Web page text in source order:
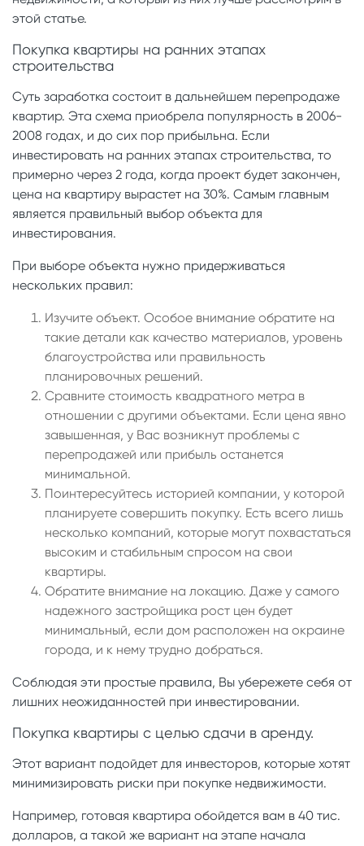
этой статье.
Покупка квартиры на ранних этапах
строительства
Суть заработка состоит в дальнейшем перепродаже
квартир. Эта схема приобрела популярность в 2006-
2008 годах, и до сих пор прибыльна. Если
инвестировать на ранних этапах строительства, то
примерно через 2 года, когда проект будет закончен,
цена на квартиру вырастет на 30%. Самым главным
является правильный выбор объекта для
инвестирования.
При выборе объекта нужно придерживаться
нескольких правил:
Изучите объект. Особое внимание обратите на
такие детали как качество материалов, уровень
благоустройства или правильность
планировочных решений.
Сравните стоимость квадратного метра в
отношении с другими объектами. Если цена явно
завышенная, у Вас возникнут проблемы с
перепродажей или прибыль останется
минимальной.
Поинтересуйтесь историей компании, у которой
планируете совершить покупку. Есть всего лишь
несколько компаний, которые могут похвастаться
высоким и стабильным спросом на свои
квартиры.
Обратите внимание на локацию. Даже у самого
надежного застройщика рост цен будет
минимальный, если дом расположен на окраине
города, и к нему трудно добраться.
Соблюдая эти простые правила, Вы убережете себя от
лишних неожиданностей при инвестировании.
Покупка квартиры с целью сдачи в аренду.
Этот вариант подойдет для инвесторов, которые хотят
минимизировать риски при покупке недвижимости.
Например, готовая квартира обойдется вам в 40 тис.
долларов, а такой же вариант на этапе начала